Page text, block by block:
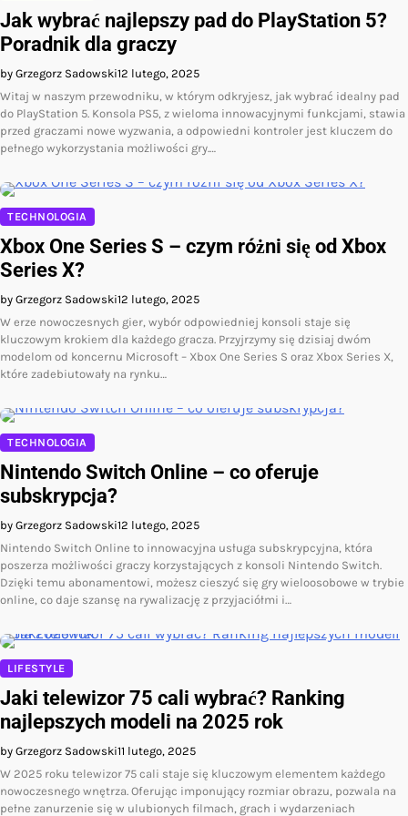
Jak wybrać najlepszy pad do PlayStation 5?
Poradnik dla graczy
by Grzegorz Sadowski12 lutego, 2025
Witaj w naszym przewodniku, w którym odkryjesz, jak wybrać idealny pad
do PlayStation 5. Konsola PS5, z wieloma innowacyjnymi funkcjami, stawia
przed graczami nowe wyzwania, a odpowiedni kontroler jest kluczem do
pełnego wykorzystania możliwości gry.…
TECHNOLOGIA
Xbox One Series S – czym różni się od Xbox
Series X?
by Grzegorz Sadowski12 lutego, 2025
W erze nowoczesnych gier, wybór odpowiedniej konsoli staje się
kluczowym krokiem dla każdego gracza. Przyjrzymy się dzisiaj dwóm
modelom od koncernu Microsoft – Xbox One Series S oraz Xbox Series X,
które zadebiutowały na rynku…
TECHNOLOGIA
Nintendo Switch Online – co oferuje
subskrypcja?
by Grzegorz Sadowski12 lutego, 2025
Nintendo Switch Online to innowacyjna usługa subskrypcyjna, która
poszerza możliwości graczy korzystających z konsoli Nintendo Switch.
Dzięki temu abonamentowi, możesz cieszyć się gry wieloosobowe w trybie
online, co daje szansę na rywalizację z przyjaciółmi i…
LIFESTYLE
Jaki telewizor 75 cali wybrać? Ranking
najlepszych modeli na 2025 rok
by Grzegorz Sadowski11 lutego, 2025
W 2025 roku telewizor 75 cali staje się kluczowym elementem każdego
nowoczesnego wnętrza. Oferując imponujący rozmiar obrazu, pozwala na
pełne zanurzenie się w ulubionych filmach, grach i wydarzeniach